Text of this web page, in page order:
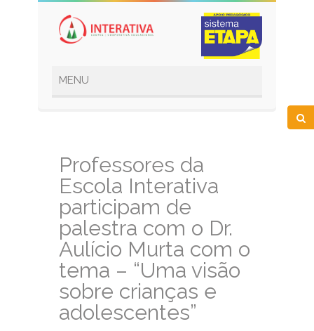
Professores da
Escola Interativa
participam de
palestra com o Dr.
Aulício Murta com o
tema – “Uma visão
sobre crianças e
adolescentes”